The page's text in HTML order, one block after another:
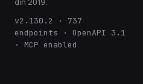
v2.130.2 · 737
endpoints · OpenAPI 3.1
· MCP enabled